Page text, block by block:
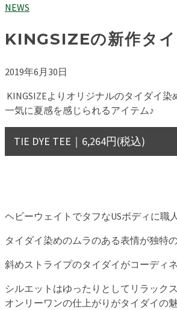
NEWS
KINGSIZEの新作タ
2019年6月30日
KINGSIZEよりオリジナルのタイダイ
一気に夏感を感じられるアイテム♪
TIE DYE TEE｜6,264円(税込)
ヘビーウェイトでタフなUSボディに
タイダイ染めのムラのある表情が独特
斜めストライプのタイダイがコーディ
シルエットはゆったりとしてリラック
オンリーワンの仕上がりがタイダイの